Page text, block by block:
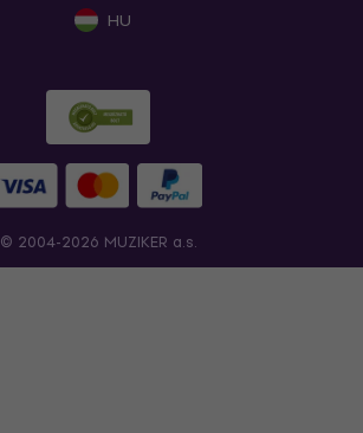
HU
© 2004-2026 MUZIKER a.s.